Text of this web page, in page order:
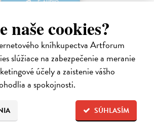
naše cookies?
kníhkupectva Artforum
slúžiace na zabezpečenie a meranie
účely a zaistenie vášho
a spokojnosti.
SÚHLASÍM
E-AUDIO
audiokniha
Franza Kafku z roku 1915, v ktorej sa